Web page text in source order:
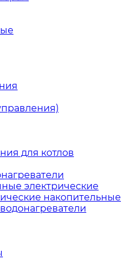
для котлов
электрические
накопительные